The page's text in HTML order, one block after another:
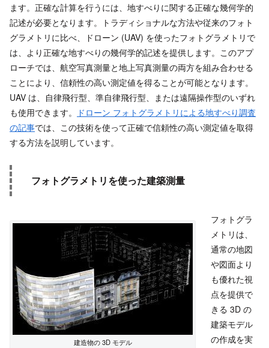
ます。正確な計算を行うには、地すべりに関する正確な幾何学的
記述が必要となります。トラディショナルな方法や従来のフォト
グラメトリに比べ、ドローン (UAV) を使ったフォトグラメトリで
は、より正確な地すべりの幾何学的記述を提供します。このアプ
ローチでは、航空写真測量と地上写真測量の両方を組み合わせる
ことにより、信頼性の高い測定値を得ることが可能となります。
UAV は、自律飛行型、準自律飛行型、または遠隔操作型のいずれ
も使用できます。
ドローン フォトグラメトリによる地すべり調査
の記事では、この技術を使って正確で信頼性の高い測定値を取得
する方法を説明しています。
フォトグラメトリを使った建築測量
建造物の 3D モデル
フォトグラ
メトリは、
通常の地図
や図面より
も優れた視
点を提供で
きる 3D の
建築モデル
の作成を実